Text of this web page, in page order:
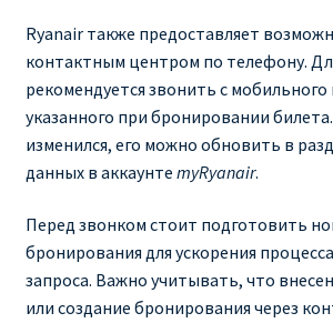
Регистрация ребенка на рейс RYANAIR
Рим
Рождественские направления от € 9
Райнэйр на русском
О сайте
Ryanair также предоставляет
контактным центром по телефону.
рекомендуется звонить с мобильного
указанного при бронировании
изменился, его можно обновить в
данных в аккаунте myRyanair.
Перед звонком стоит подготовить
бронирования для ускорения
запроса. Важно учитывать, что
или создание бронирования через